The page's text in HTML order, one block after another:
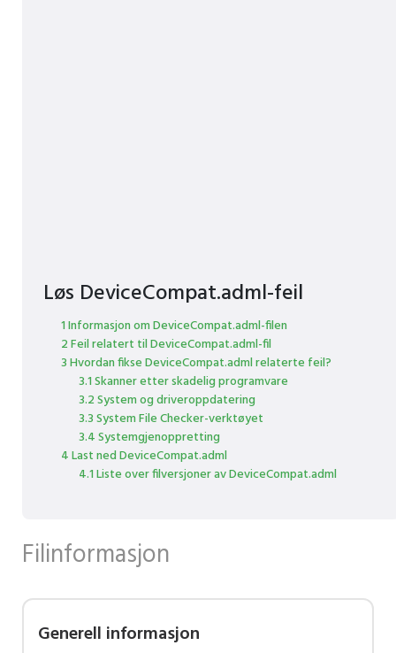
Løs DeviceCompat.adml-feil
1 Informasjon om DeviceCompat.adml-filen
2 Feil relatert til DeviceCompat.adml-fil
3 Hvordan fikse DeviceCompat.adml relaterte feil?
3.1 Skanner etter skadelig programvare
3.2 System og driveroppdatering
3.3 System File Checker-verktøyet
3.4 Systemgjenoppretting
4 Last ned DeviceCompat.adml
4.1 Liste over filversjoner av DeviceCompat.adml
Filinformasjon
Generell informasjon